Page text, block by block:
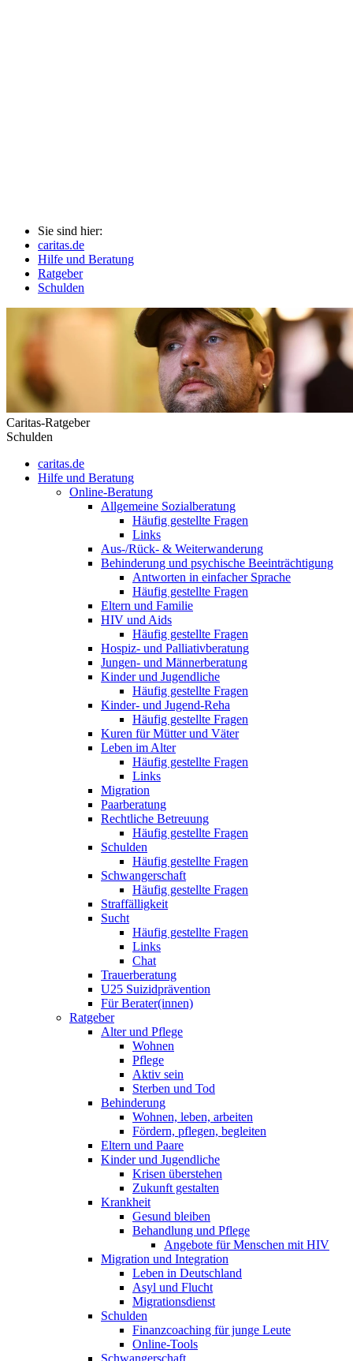
Sie sind hier:
caritas.de
Hilfe und Beratung
Ratgeber
Schulden
Caritas-Ratgeber
Schulden
caritas.de
Hilfe und Beratung
Online-Beratung
Allgemeine Sozialberatung
Häufig gestellte Fragen
Links
Aus-/Rück- & Weiterwanderung
Behinderung und psychische Beeinträchtigung
Antworten in einfacher Sprache
Häufig gestellte Fragen
Eltern und Familie
HIV und Aids
Häufig gestellte Fragen
Hospiz- und Palliativberatung
Jungen- und Männerberatung
Kinder und Jugendliche
Häufig gestellte Fragen
Kinder- und Jugend-Reha
Häufig gestellte Fragen
Kuren für Mütter und Väter
Leben im Alter
Häufig gestellte Fragen
Links
Migration
Paarberatung
Rechtliche Betreuung
Häufig gestellte Fragen
Schulden
Häufig gestellte Fragen
Schwangerschaft
Häufig gestellte Fragen
Straffälligkeit
Sucht
Häufig gestellte Fragen
Links
Chat
Trauerberatung
U25 Suizidprävention
Für Berater(innen)
Ratgeber
Alter und Pflege
Wohnen
Pflege
Aktiv sein
Sterben und Tod
Behinderung
Wohnen, leben, arbeiten
Fördern, pflegen, begleiten
Eltern und Paare
Kinder und Jugendliche
Krisen überstehen
Zukunft gestalten
Krankheit
Gesund bleiben
Behandlung und Pflege
Angebote für Menschen mit HIV
Migration und Integration
Leben in Deutschland
Asyl und Flucht
Migrationsdienst
Schulden
Finanzcoaching für junge Leute
Online-Tools